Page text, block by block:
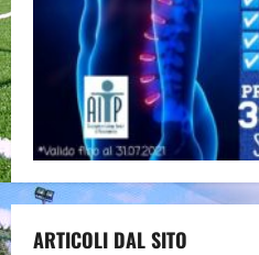
ARTICOLI DAL SITO